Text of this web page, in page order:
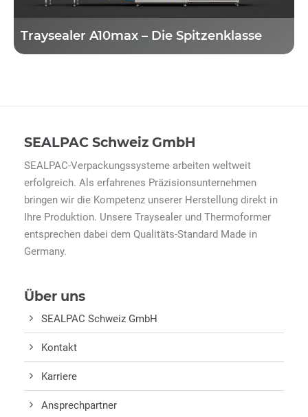
Traysealer A10max – Die Spitzenklasse
SEALPAC Schweiz GmbH
SEALPAC-Verpackungssysteme arbeiten weltweit
erfolgreich. Als erfahrenes Präzisionsunternehmen
bringen wir die Kompetenz unserer Herstellung direkt in
Ihre Produktion. Unsere Traysealer und Thermoformer
entsprechen dabei dem Qualitäts-Standard Made in
Germany.
Über uns
SEALPAC Schweiz GmbH
Kontakt
Karriere
Ansprechpartner